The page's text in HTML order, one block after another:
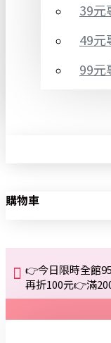
39元
49元
99元
購物車
👉今日限時全館
再折100元👉滿